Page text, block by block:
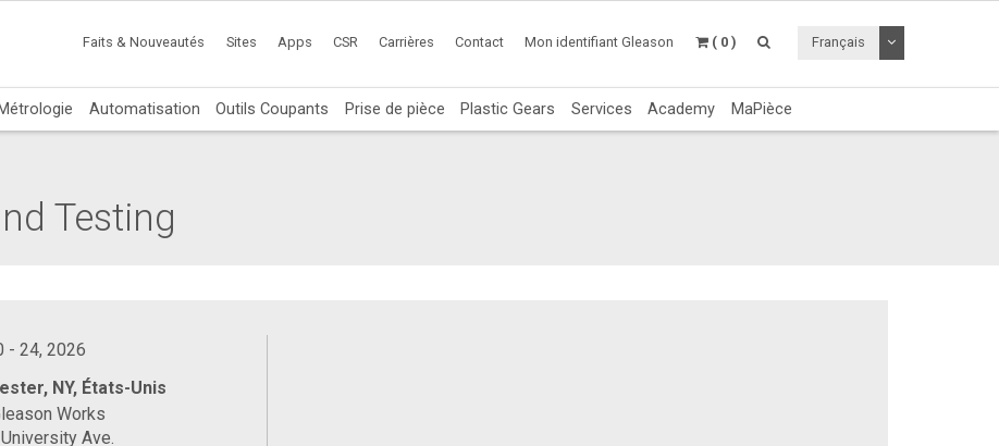
Faits & Nouveautés Sites Apps CSR Carrières Contact Mon identifiant Gleason ( 0 ) Français Utiliser le menu
Automatisation Outils Coupants Prise de pièce Plastic Gears Services Academy MaPièce
Testing
- 24, 2026
NY, États-Unis
Works
Ave.